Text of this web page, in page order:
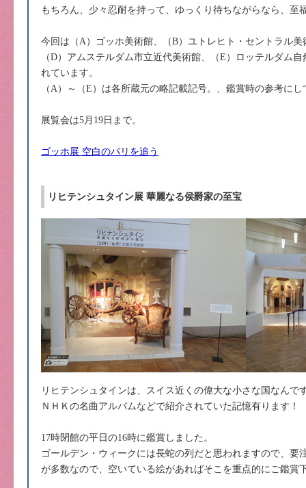
もちろん、少々忍耐を持って、ゆっくり待ちながらなら、至
今回は（A）ゴッホ美術館、（B）ユトレヒト・セントラル
（D）アムステルダム市立近代美術館、（E）ロッテルダム
れています。
（A）～（E）は各所蔵元の略記載記号。、鑑賞時の参考に
展覧会は5月19日まで。
ゴッホ展 空白のパリを追う
リヒテンシュタイン展 華麗なる侯爵家の至宝
リヒテンシュタインは、スイス近くの偉大な小さな国なんで
ＮＨＫの名曲アルバムなどで紹介されていた記憶有ります！
17時閉館の平日の16時に鑑賞しました。
ゴールデン・ウィークには長蛇の列だと思われますので、
が多数なので、空いている絵があればそこを重点的にご鑑賞